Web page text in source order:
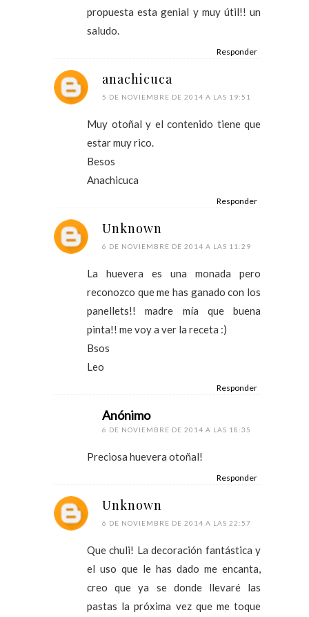
propuesta esta genial y muy útil!! un
saludo.
Responder
anachicuca
5 DE NOVIEMBRE DE 2014 A LAS 19:51
Muy otoñal y el contenido tiene que
estar muy rico.
Besos
Anachicuca
Responder
Unknown
6 DE NOVIEMBRE DE 2014 A LAS 11:29
La huevera es una monada pero
reconozco que me has ganado con los
panellets!! madre mía que buena
pinta!! me voy a ver la receta :)
Bsos
Leo
Responder
Anónimo
6 DE NOVIEMBRE DE 2014 A LAS 18:35
Preciosa huevera otoñal!
Responder
Unknown
6 DE NOVIEMBRE DE 2014 A LAS 22:57
Que chuli! La decoración fantástica y
el uso que le has dado me encanta,
creo que ya se donde llevaré las
pastas la próxima vez que me toque